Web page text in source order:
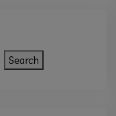
Search